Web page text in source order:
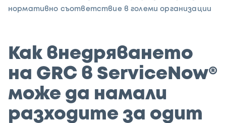
нормативно съответствие в големи организации
Как внедряването
на GRC в ServiceNow®
може да намали
разходите за одит